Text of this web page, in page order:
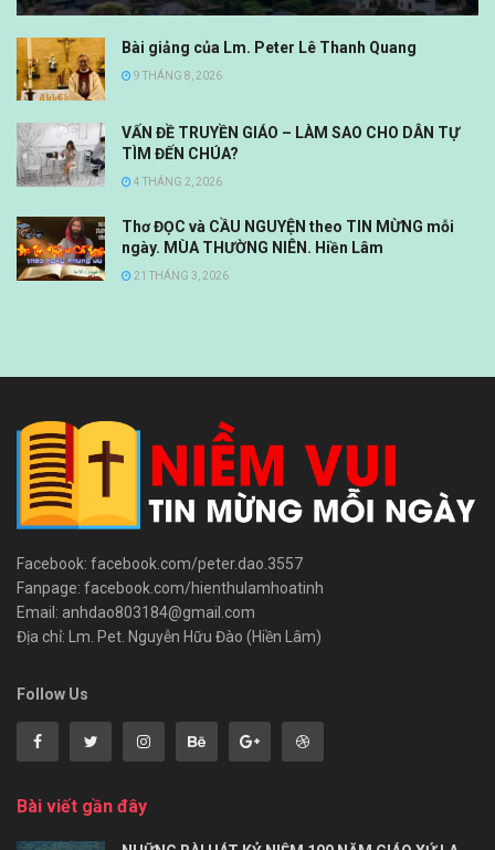
Bài giảng của Lm. Peter Lê Thanh Quang
9 THÁNG 8, 2026
VẤN ĐỀ TRUYỀN GIÁO – LÀM SAO CHO DÂN TỰ
TÌM ĐẾN CHÚA?
4 THÁNG 2, 2026
Thơ ĐỌC và CẦU NGUYỆN theo TIN MỪNG mỗi
ngày. MÙA THƯỜNG NIÊN. Hiền Lâm
21 THÁNG 3, 2026
Facebook: facebook.com/peter.dao.3557
Fanpage: facebook.com/hienthulamhoatinh
Email: anhdao803184@gmail.com
Địa chỉ: Lm. Pet. Nguyễn Hữu Đào (Hiền Lâm)
Follow Us
Bài viết gần đây